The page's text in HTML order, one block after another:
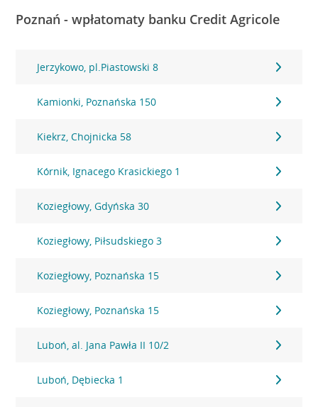
Poznań - wpłatomaty banku Credit Agricole
Jerzykowo, pl.Piastowski 8
Kamionki, Poznańska 150
Kiekrz, Chojnicka 58
Kórnik, Ignacego Krasickiego 1
Koziegłowy, Gdyńska 30
Koziegłowy, Piłsudskiego 3
Koziegłowy, Poznańska 15
Koziegłowy, Poznańska 15
Luboń, al. Jana Pawła II 10/2
Luboń, Dębiecka 1